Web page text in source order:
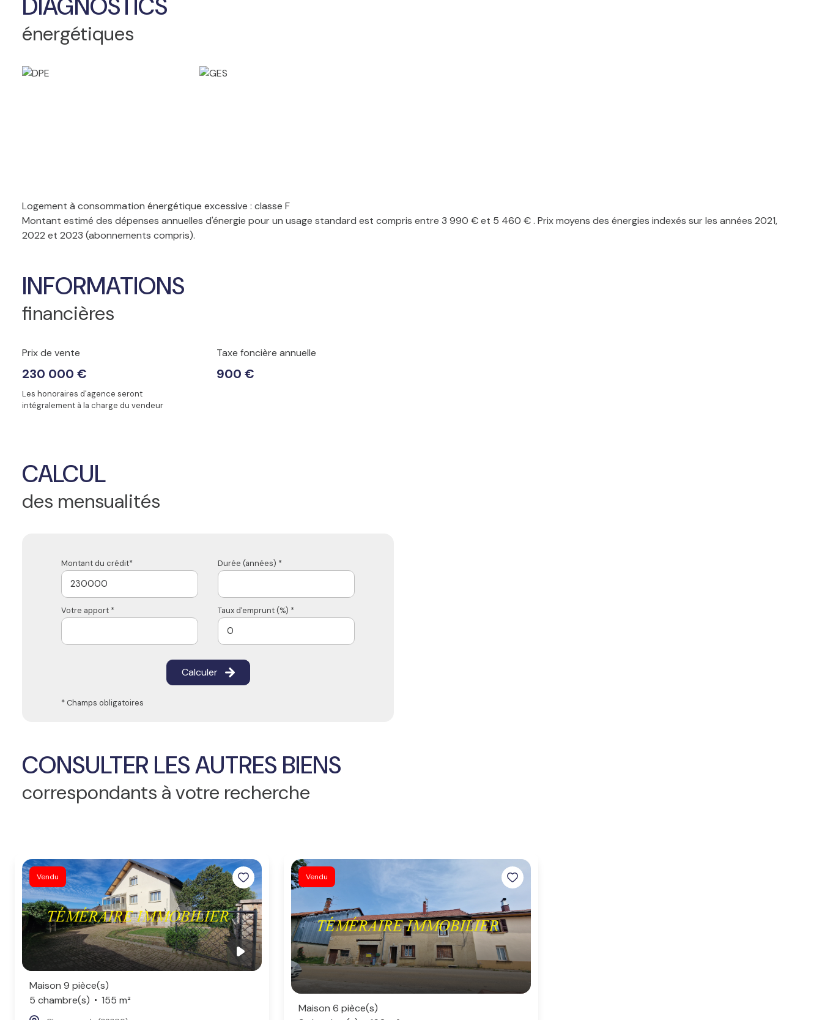
DIAGNOSTICS
énergétiques
Logement à consommation énergétique excessive : classe F
Montant estimé des dépenses annuelles d'énergie pour un usage standard est compris entre 3 990 € et 5 460 € . Prix moyens des énergies indexés sur les années 2021,
2022 et 2023 (abonnements compris).
INFORMATIONS
financières
Prix de vente
230 000 €
Les honoraires d'agence seront
intégralement à la charge du vendeur
Taxe foncière annuelle
900 €
CALCUL
des mensualités
Montant du crédit* Durée (années) *
Votre apport * Taux d'emprunt (%) *
Calculer
* Champs obligatoires
CONSULTER LES AUTRES BIENS
correspondants à votre recherche
Vendu
Maison 9 pièce(s)
5 chambre(s)
155 m²
Vendu
Maison 6 pièce(s)